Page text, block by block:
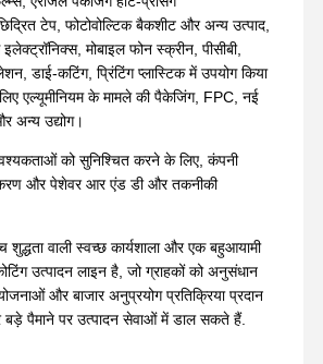
टेप, फोटोवोल्टिक बैकशीट और अन्य उत्पाद,
मोबाइल फोन स्क्रीन, पीसीबी,
डाई-कटिंग, प्रिंटिंग प्लास्टिक में उपयोग किया
एल्यूमीनियम के मामले की पैकेजिंग, FPC, नई
अन्य उद्योग।
को सुनिश्चित करने के लिए, कंपनी
और पेशेवर आर एंड डी और तकनीकी
वाली स्वच्छ कार्यशाला और एक बहुआयामी
उत्पादन लाइन है, जो ग्राहकों को अनुसंधान
और बाजार अनुप्रयोग प्रतिक्रिया प्रदान
पैमाने पर उत्पादन सेवाओं में डाल सकते हैं.